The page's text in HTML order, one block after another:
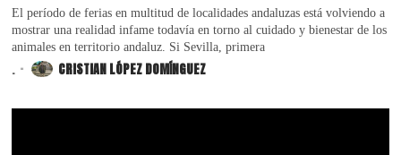
El período de ferias en multitud de localidades andaluzas está volviendo a
mostrar una realidad infame todavía en torno al cuidado y bienestar de los
animales en territorio andaluz. Si Sevilla, primera
. CRISTIAN LÓPEZ DOMÍNGUEZ